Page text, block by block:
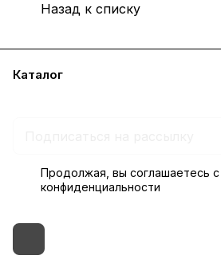
Назад к списку
Каталог
Продолжая, вы соглашаетесь с
конфиденциальности